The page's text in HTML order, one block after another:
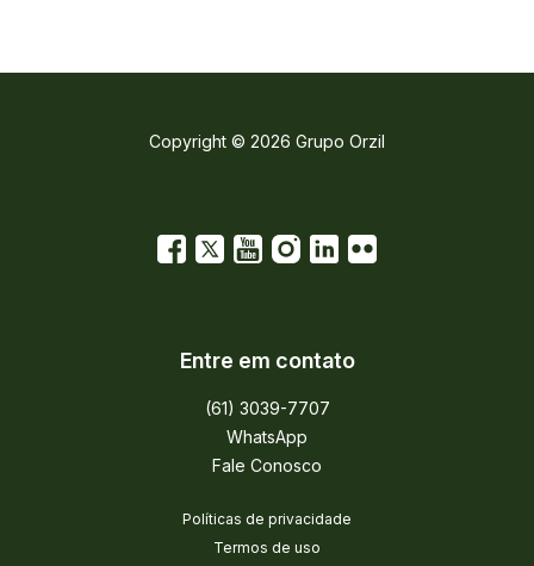
Copyright © 2026 Grupo Orzil
Entre em contato
(61) 3039-7707
WhatsApp
Fale Conosco
Políticas de privacidade
Termos de uso